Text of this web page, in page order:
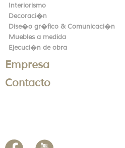
Interiorismo
Decoraci�n
Dise�o gr�fico & Comunicaci�n
Muebles a medida
Ejecuci�n de obra
Empresa
Contacto